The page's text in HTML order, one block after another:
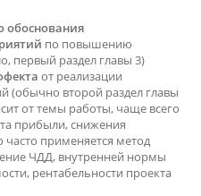
обоснования
по повышению
первый раздел главы 3)
от реализации
(обычно второй раздел главы
от темы работы, чаще всего
прибыли, снижения
часто применяется метод
ЧДД, внутренней нормы
рентабельности проекта